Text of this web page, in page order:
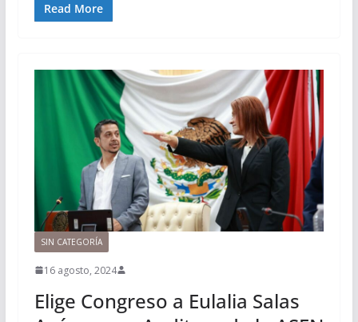
Read More
SIN CATEGORÍA
16 agosto, 2024
Elige Congreso a Eulalia Salas